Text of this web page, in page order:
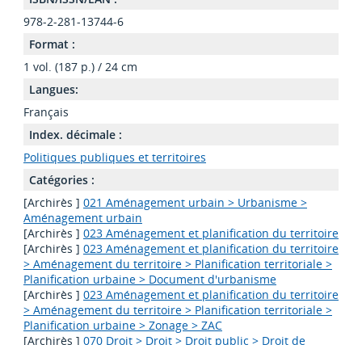
978-2-281-13744-6
Format :
1 vol. (187 p.) / 24 cm
Langues:
Français
Index. décimale :
Politiques publiques et territoires
Catégories :
[Archirès ] 021 Aménagement urbain > Urbanisme >
Aménagement urbain
[Archirès ] 023 Aménagement et planification du territoire
[Archirès ] 023 Aménagement et planification du territoire
> Aménagement du territoire > Planification territoriale >
Planification urbaine > Document d'urbanisme
[Archirès ] 023 Aménagement et planification du territoire
> Aménagement du territoire > Planification territoriale >
Planification urbaine > Zonage > ZAC
[Archirès ] 070 Droit > Droit > Droit public > Droit de